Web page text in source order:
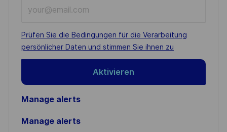
Email
address
(Required)
Required
Prüfen Sie die Bedingungen für die Verarbeitung
persönlicher Daten und stimmen Sie ihnen zu
Aktivieren
Manage alerts
Manage alerts